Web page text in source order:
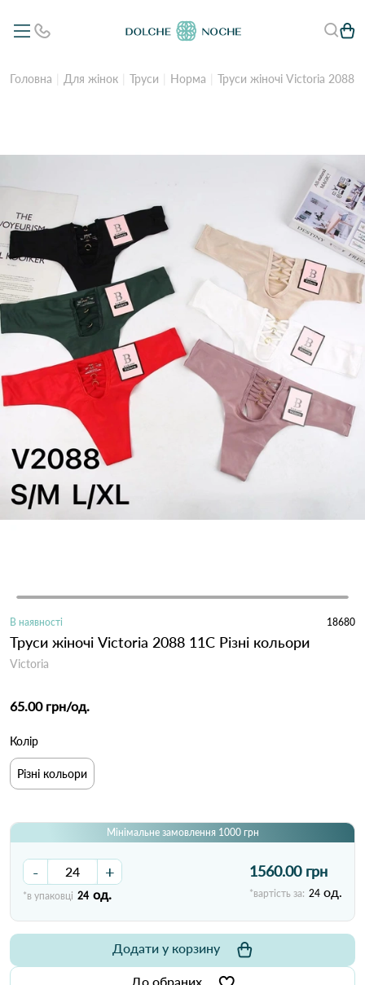
Головна Для жінок Труси Норма Труси жіночі Victoria 2088
В наявності 18680
Труси жіночі Victoria 2088 11C Різні кольори
Victoria
65.00 грн/од.
Колір
Різні кольори
Мінімальне замовлення 1000 грн
- +
*в упаковці 24 од.
1560.00 грн
*вартість за: 24 од.
До обраних
Додати у корзину